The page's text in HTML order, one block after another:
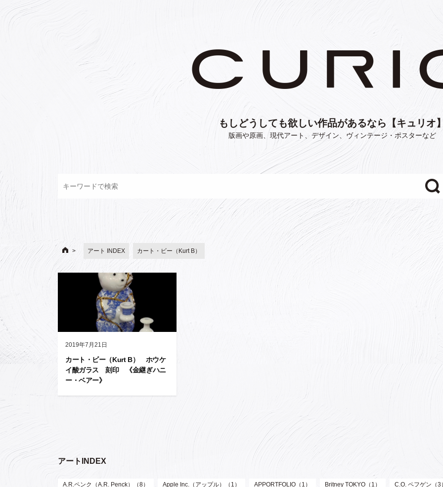
もしどうしても欲しい作品があるなら【キュリオ
版画や原画、現代アート、デザイン、ヴィンテージ・ポスターなど
アート INDEX カート・ビー（Kurt B）
2019年7月21日
カート・ビー（Kurt B） ホウケ
イ酸ガラス 刻印 《金継ぎハニ
ー・ベアー》
アートINDEX
A.R.ペンク（A.R. Penck）（8） Apple Inc.（アップル）（1） APPORTFOLIO（1） Britney TOKYO（1） C.O. ペフゲン（3